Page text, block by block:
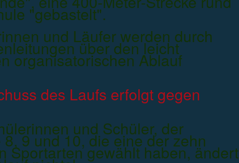
"gebastelt".
und Läufer werden durch
über den leicht
organisatorischen Ablauf
des Laufs erfolgt gegen
und Schüler, der
9 und 10, die eine der zehn
Sportarten gewählt haben, ändert